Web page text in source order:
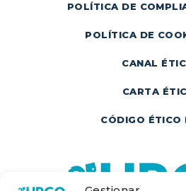
POLÍTICA DE
POLÍTICA DE
CANAL
CARTA
CÓDIGO ÉTICO